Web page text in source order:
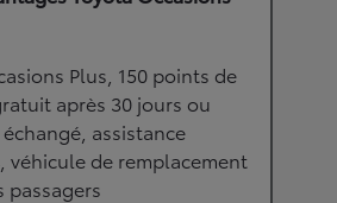
Plus, 150 points de
après 30 jours ou
assistance
véhicule de remplacement
passagers